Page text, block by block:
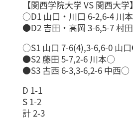
【関西学院大学 VS 関西大学】
○D1 山口・川口 6-2,6-4 川
●D2 吉田・高岡 3-6,5-7 村
○S1 山口 7-6(4),3-6,6-0 山
●S2 藤田 5-7,2-6 川本○
●S3 古西 6-3,3-6,2-6 中西○
D 1-1
S 1-2
計 2-3